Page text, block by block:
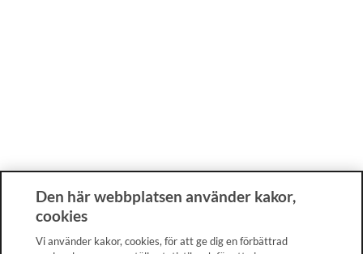
Den här webbplatsen använder kakor,
cookies
Vi använder kakor, cookies, för att ge dig en förbättrad